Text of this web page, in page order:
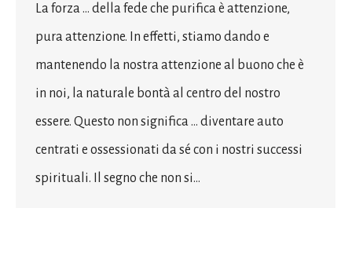
La forza … della fede che purifica è attenzione,
pura attenzione. In effetti, stiamo dando e
mantenendo la nostra attenzione al buono che è
in noi, la naturale bontà al centro del nostro
essere. Questo non significa … diventare auto
centrati e ossessionati da sé con i nostri successi
spirituali. Il segno che non si…